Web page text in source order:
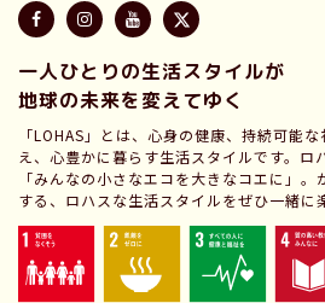
一人ひとりの生活スタイルが
地球の未来を変えてゆく
「LOHAS」とは、心身の健康、持続可能
え、心豊かに暮らす生活スタイルです。ロ
「みんなの小さなエコを大きなコエに」
する、ロハスな生活スタイルをぜひ一緒に